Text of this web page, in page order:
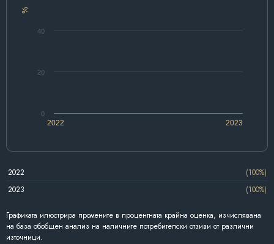
%
2022 2023
0
20
40
2022
(100%)
2023
(100%)
Графиката илюстрира промените в процентната крайна оценка, изчислявана
на база обобщен анализ на наличните потребителски отзиви от различни
източници.